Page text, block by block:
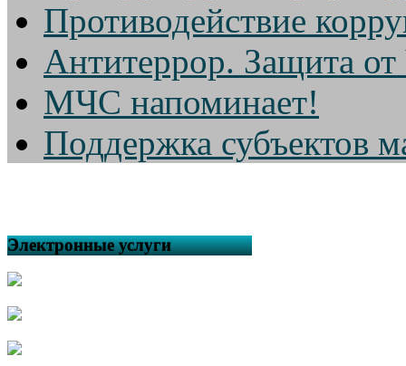
Противодействие
Антитеррор. Защита
МЧС напоминает!
Поддержка субъектов
Электронные услуги